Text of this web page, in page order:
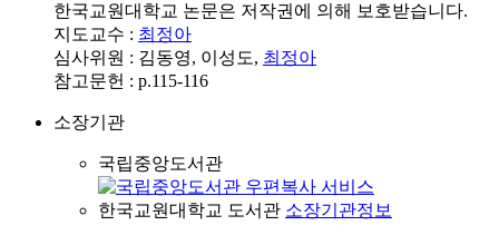
한국교원대학교 논문은 저작권에 의해 보호받습니다.
지도교수 : 최정아
심사위원 : 김동영, 이성도, 최정아
참고문헌 : p.115-116
소장기관
국립중앙도서관
한국교원대학교 도서관 소장기관정보